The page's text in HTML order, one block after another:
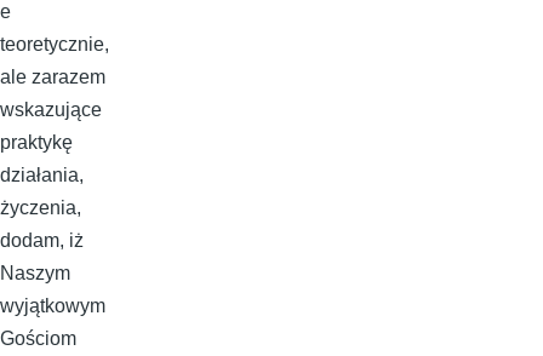
e
teoretycznie,
ale zarazem
wskazujące
praktykę
działania,
życzenia,
dodam, iż
Naszym
wyjątkowym
Gościom